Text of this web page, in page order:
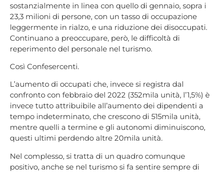
sostanzialmente in linea con quello di gennaio, sopra i
23,3 milioni di persone, con un tasso di occupazione
leggermente in rialzo, e una riduzione dei disoccupati.
Continuano a preoccupare, però, le difficoltà di
reperimento del personale nel turismo.
Così Confesercenti.
L’aumento di occupati che, invece si registra dal
confronto con febbraio del 2022 (352mila unità, l’1,5%) è
invece tutto attribuibile all’aumento dei dipendenti a
tempo indeterminato, che crescono di 515mila unità,
mentre quelli a termine e gli autonomi diminuiscono,
questi ultimi perdendo altre 20mila unità.
Nel complesso, si tratta di un quadro comunque
positivo, anche se nel turismo si fa sentire sempre di